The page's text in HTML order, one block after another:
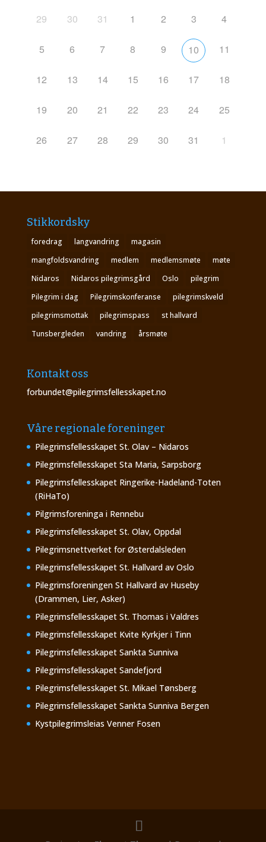
29
30 31 1 2 3 4
5 6 7 8 9 10 11
12 13 14 15 16 17 18
19 20 21 22 23 24 25
26 27 28 29 30 31 1
Stikkordsky
foredrag langvandring
magasin
mangfoldsvandring
medlem medlemsmøte
møte
Nidaros
Nidaros pilegrimsgård Oslo
pilegrim
Pilegrim i dag
Pilegrimskonferanse
pilegrimskveld
pilegrimsmottak
pilegrimspass
st hallvard
Tunsbergleden
vandring årsmøte
Kontakt oss
forbundet@pilegrimsfellesskapet.no
Våre regionale foreninger
Pilegrimsfellesskapet St. Olav – Nidaros
Pilegrimsfellesskapet Sta Maria, Sarpsborg
Pilegrimsfellesskapet Ringerike-Hadeland-Toten
(RiHaTo)
Pilgrimsforeninga i Rennebu
Pilegrimsfellesskapet St. Olav, Oppdal
Pilegrimsnettverket for Østerdalsleden
Pilegrimsfellesskapet St. Hallvard av Oslo
Pilegrimsforeningen St Hallvard av Huseby
(Drammen, Lier, Asker)
Pilegrimsfellesskapet St. Thomas i Valdres
Pilegrimsfellesskapet Kvite Kyrkjer i Tinn
Pilegrimsfellesskapet Sankta Sunniva
Pilegrimsfellesskapet Sandefjord
Pilegrimsfellesskapet St. Mikael Tønsberg
Pilegrimsfellesskapet Sankta Sunniva Bergen
Kystpilegrimsleias Venner Fosen